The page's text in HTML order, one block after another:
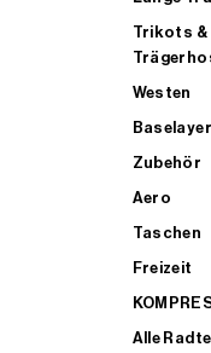
Trikots &
Westen
Zubehör
Aero
Taschen
Freizeit
Alle